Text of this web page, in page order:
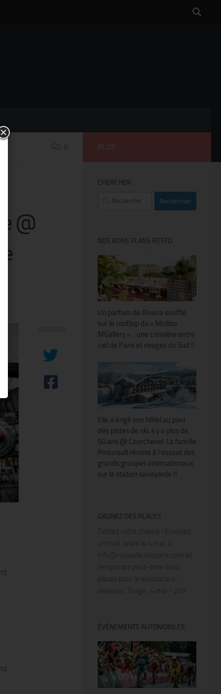
@
CHERCHER
Rechercher :
NOS BONS PLANS RESTO
Un parfum de Riviera souffle
sur le rooftop du « Molitor
MGallery » : une croisière entre
ciel de Paris et rivages du Sud !!
Elle a érigé son hôtel au pied
des pistes de ski, il y a plus de
50 ans @ Courchevel. La famille
Pinturault résiste à l’assaut des
grands groupes internationaux,
sur la station savoyarde !!
GAGNEZ DES PLACES
Tentez votre chance ! Envoyez
un mail, avant le 4 mai, à
info@nouvellesdeparis.com et
remportez peut-être deux
places pour le spectacle ci-
dessous. Tirage : 4 mai - 20h
ÉVÉNEMENTS AUTOMOBILES